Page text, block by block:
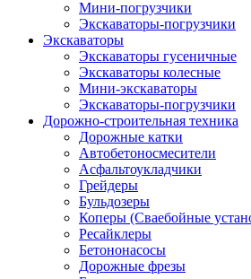
Мини-погрузчики
Экскаваторы-погрузчики
Экскаваторы
Экскаваторы гусеничные
Экскаваторы колесные
Мини-экскаваторы
Экскаваторы-погрузчики
Дорожно-строительная техника
Дорожные катки
Автобетоносмесители
Асфальтоукладчики
Грейдеры
Бульдозеры
Коперы (Сваебойные
Ресайклеры
Бетононасосы
Дорожные фрезы